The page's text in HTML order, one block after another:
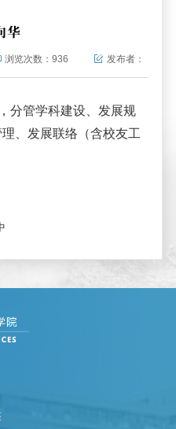
华
浏览次数：936 发布者：
分管学科建设、发展规
、 发展联络（含校友工